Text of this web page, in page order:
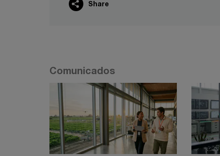
Share
Comunicados